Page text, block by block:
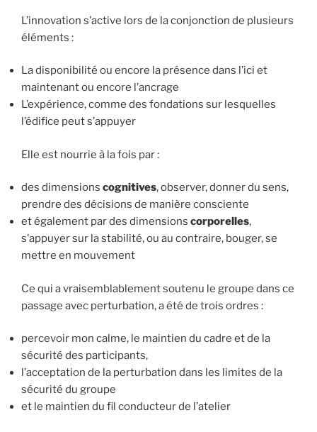
L’innovation s’active lors de la conjonction de plusieurs
éléments :
La disponibilité ou encore la présence dans l’ici et
maintenant ou encore l’ancrage
L’expérience, comme des fondations sur lesquelles
l’édifice peut s’appuyer
Elle est nourrie à la fois par :
des dimensions cognitives, observer, donner du sens,
prendre des décisions de manière consciente
et également par des dimensions corporelles,
s’appuyer sur la stabilité, ou au contraire, bouger, se
mettre en mouvement
Ce qui a vraisemblablement soutenu le groupe dans ce
passage avec perturbation, a été de trois ordres :
percevoir mon calme, le maintien du cadre et de la
sécurité des participants,
l’acceptation de la perturbation dans les limites de la
sécurité du groupe
et le maintien du fil conducteur de l’atelier